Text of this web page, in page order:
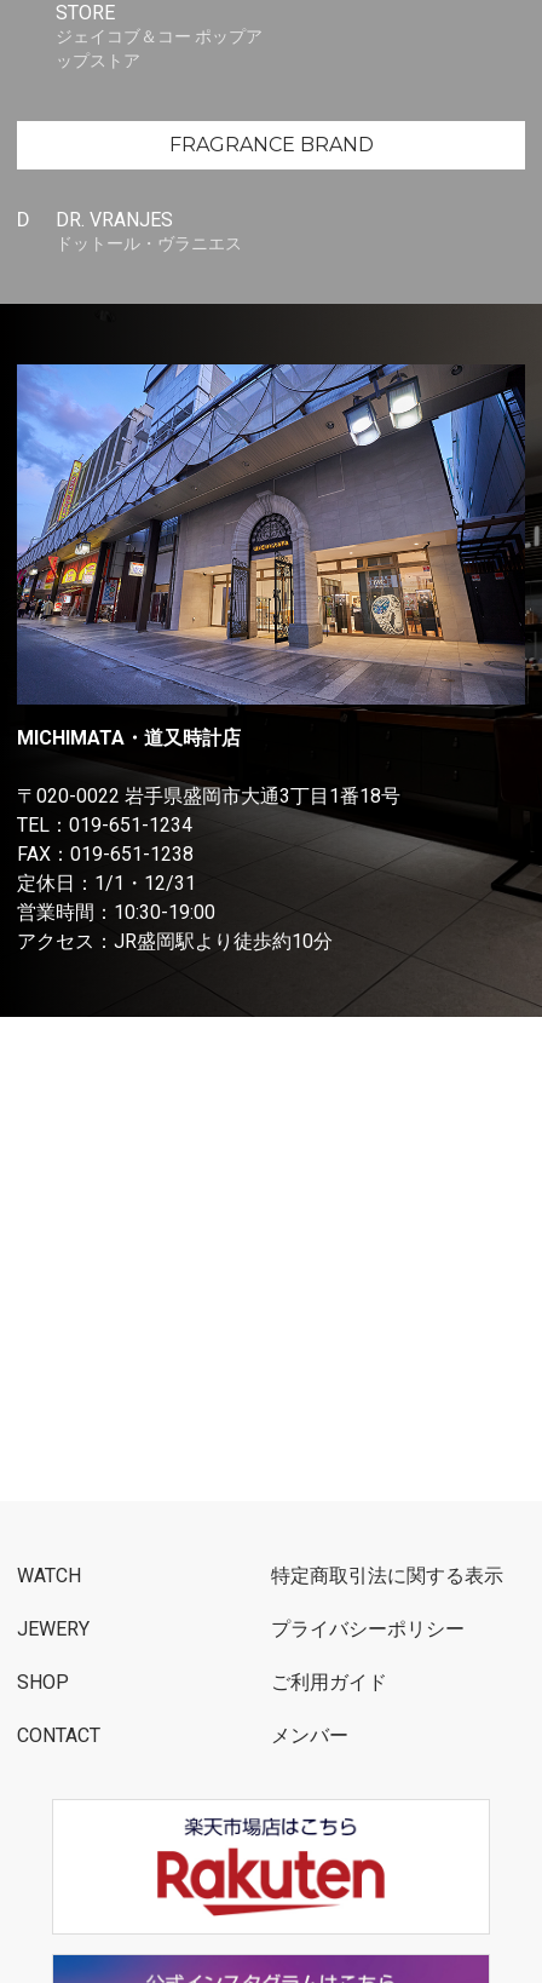
STORE
ジェイコブ＆コー ポップア
ップストア
FRAGRANCE BRAND
D DR. VRANJES
ドットール・ヴラニエス
MICHIMATA・道又時計店
〒020-0022 岩手県盛岡市大通3丁目1番18号
TEL： 019-651-1234
FAX：019-651-1238
定休日：1/1・12/31
営業時間：10:30-19:00
アクセス：JR盛岡駅より徒歩約10分
WATCH
JEWERY
SHOP
CONTACT
特定商取引法に関する表示
プライバシーポリシー
ご利用ガイド
メンバー